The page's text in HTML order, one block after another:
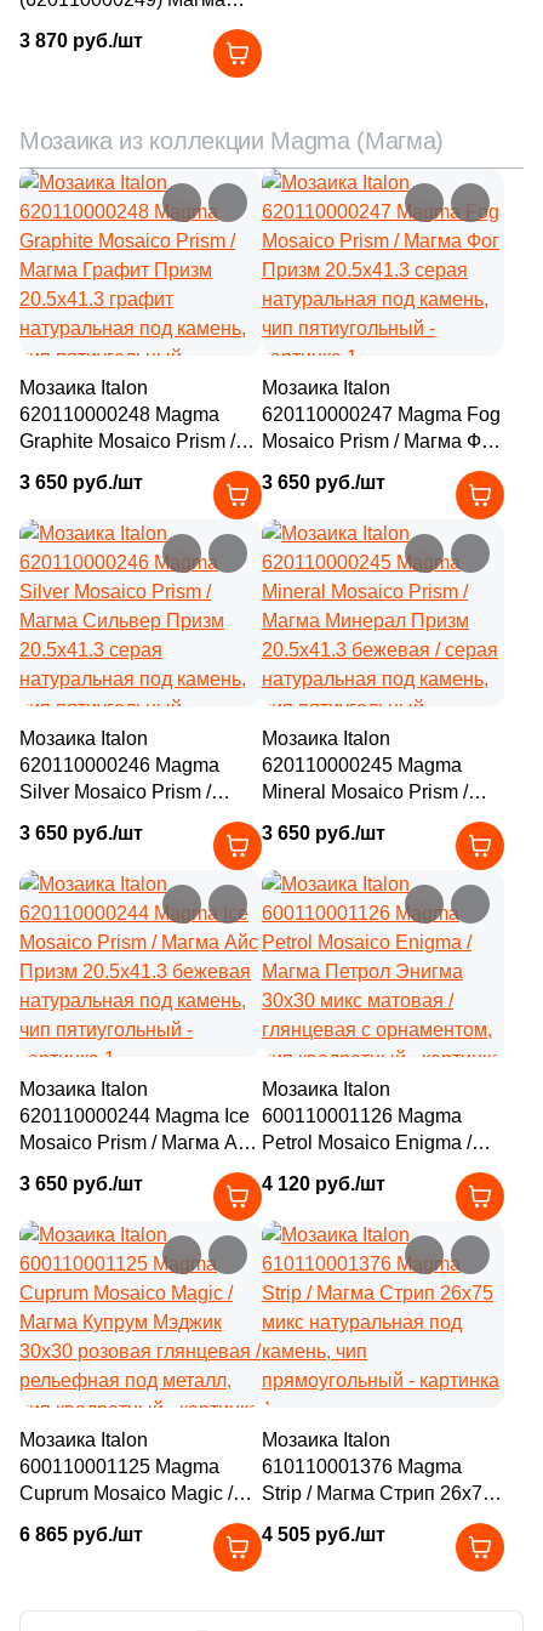
27.1x28.2 (6)
27.5x27.5 (10 )
27.8x32.5 (6)
27.6x27.6 (1)
27x27.5 (1)
27x29.5 (1)
27x28.5 (
27.8x39 (4)
27.6x31.5 (1)
27.5x26 ( 1)
27x27 (3)
27.1x30.7 (1)
27.5x30 ( )
27.8x27.8 (3)
27.3x25.9 (
27.5x28 (1)
27.5x28.7 (1)
27.7x30.5 (4)
27.1x28.1 (
27.5x29.6 (6)
27.6x35 (4)
27.6x35.6 (4)
27.7x27.7 (5)
27.6x29 (2)
27.7x31.6 (2)
27.2x23.8 ( 1)
28.7x28.7 (2)
28.6x30.7 (1)
Айс / Magma Ice Brick 3D
30x80 бежевый
3 870 руб./шт
Мозаика из коллекции Magma (Магма)
Мозаика Italon
620110000248 Magma
Graphite Mosaico Prism /
20.5x41.3 графит
натуральная под камень,
чип пятиугольный
3 650 руб./шт
Мозаика Italon
620110000247 Magma Fog
Mosaico Prism / Магма Фог
натуральная под камень,
чип пятиугольный
3 650 руб./шт
Мозаика Italon
620110000246 Magma
Silver Mosaico Prism /
20.5x41.3 серая
натуральная под камень,
чип пятиугольный
3 650 руб./шт
Мозаика Italon
620110000245 Magma
Mineral Mosaico Prism /
20.5x41.3 бежевая / серая
натуральная под камень,
чип пятиугольный
3 650 руб./шт
Мозаика Italon
620110000244 Magma Ice
Mosaico Prism / Магма Айс
Призм 20.5x41.3 бежевая
натуральная под камень,
чип пятиугольный
3 650 руб./шт
Мозаика Italon
600110001126 Magma
Petrol Mosaico Enigma /
30x30 микс матовая /
глянцевая с орнаментом,
чип квадратный
4 120 руб./шт
Мозаика Italon
600110001125 Magma
Cuprum Mosaico Magic /
30x30 розовая глянцевая /
рельефная под металл,
6 865 руб./шт
Мозаика Italon
610110001376 Magma
Strip / Магма Стрип 26x75
камень, чип
4 505 руб./шт